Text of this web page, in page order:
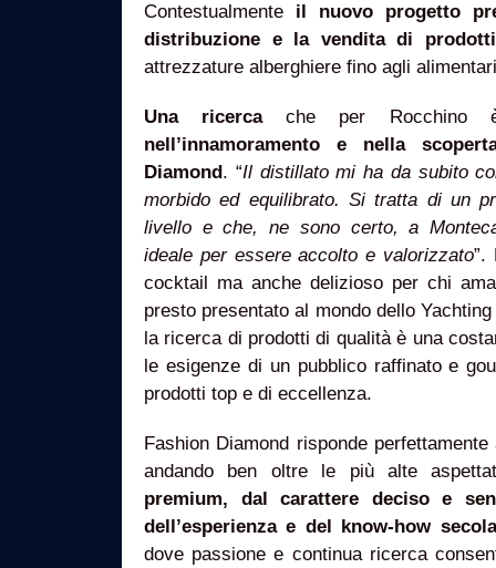
Contestualmente il nuovo progetto
distribuzione e la vendita di
attrezzature alberghiere fino agli
Una ricercache per Rocchino
nell’innamoramento e nella
Diamond. “Il distillato mi ha da subito
morbido ed equilibrato. Si tratta di un
livello e che, ne sono certo, a
ideale per essere accolto e valorizzato”.
cocktail ma anche delizioso per chi
presto presentato al mondo dello
la ricerca di prodotti di qualità è una
le esigenze di un pubblico raffinato e
prodotti top e di eccellenza.
Fashion Diamond risponde
andando ben oltre le più alte
premium, dal carattere deciso e
dell’esperienza e del know-how
dove passione e continua ricerca